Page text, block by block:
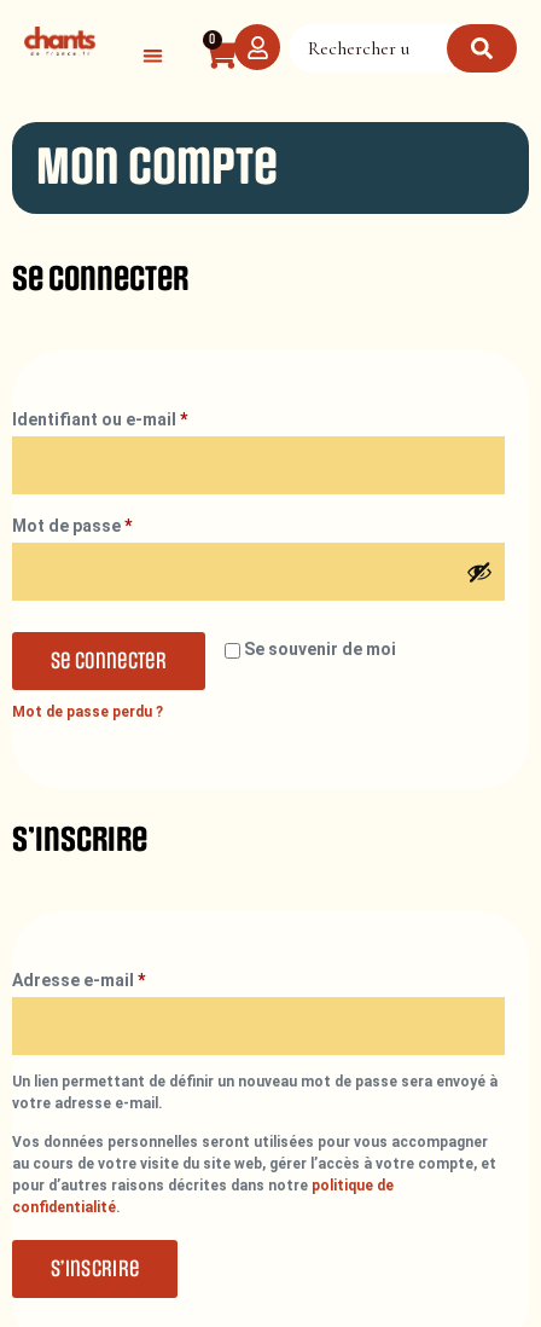
0
Mon compte
Se connecter
Identifiant ou e-mail *
Mot de passe*
Se souvenir de moi
Se connecter
Mot de passe perdu ?
S’inscrire
Adresse e-mail *
Un lien permettant de définir un nouveau mot de passe sera envoyé à
votre adresse e-mail.
Vos données personnelles seront utilisées pour vous accompagner
au cours de votre visite du site web, gérer l’accès à votre compte, et
pour d’autres raisons décrites dans notre politique de
confidentialité.
S’inscrire